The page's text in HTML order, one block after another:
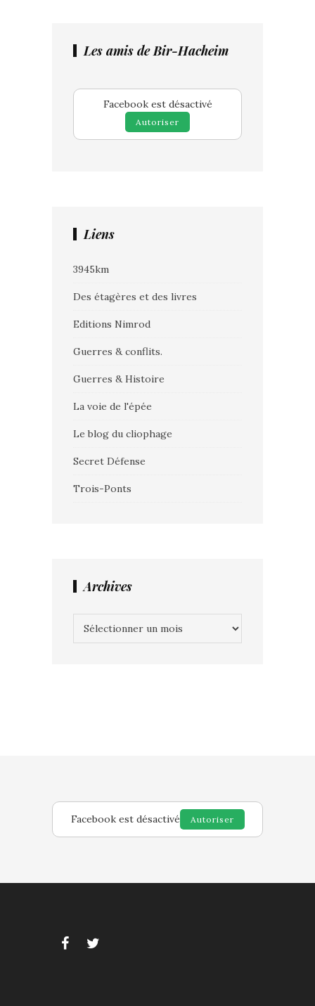
Les amis de Bir-Hacheim
Facebook est désactivé
Autoriser
Liens
3945km
Des étagères et des livres
Editions Nimrod
Guerres & conflits.
Guerres & Histoire
La voie de l'épée
Le blog du cliophage
Secret Défense
Trois-Ponts
Archives
Facebook est désactivé Autoriser